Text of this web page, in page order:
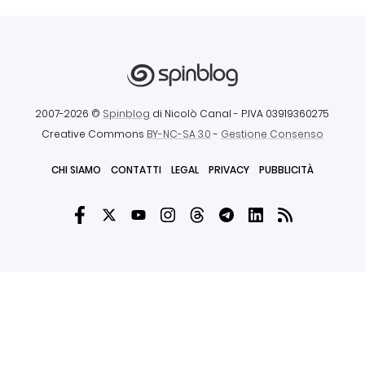
2007-2026 © Spinblog di Nicolò Canal - P.IVA 03919360275
Creative Commons BY-NC-SA 3.0- Gestione Consenso
CHI SIAMO CONTATTI LEGAL PRIVACY PUBBLICITÀ